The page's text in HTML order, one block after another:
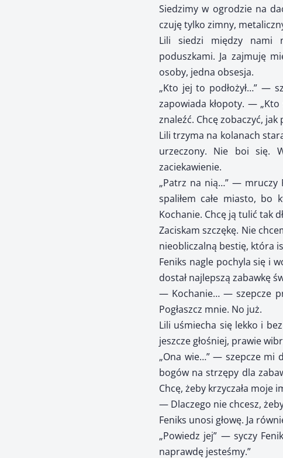
Siedzimy w ogrodzie na
czuję tylko zimny,
Lili siedzi między nami
poduszkami. Ja zajmuję
osoby, jedna obsesja.
„Kto jej to podłożył…” —
zapowiada kłopoty. —
znaleźć. Chcę zobaczyć,
Lili trzyma na kolanach
urzeczony. Nie boi się.
zaciekawienie.
„Patrz na nią…” — mruczy
spaliłem całe miasto, bo
Kochanie. Chcę ją tulić tak
Zaciskam szczękę. Nie
nieobliczalną bestię, która
Feniks nagle pochyla się i
dostał najlepszą zabawkę
— Kochanie… — szepcze
Pogłaszcz mnie. No już.
Lili uśmiecha się lekko i
jeszcze głośniej, prawie
„Ona wie…” — szepcze mi
bogów na strzępy dla
Chcę, żeby krzyczała moje
— Dlaczego nie chcesz,
Feniks unosi głowę. Ja
„Powiedz jej” — syczy
naprawdę jesteśmy.”